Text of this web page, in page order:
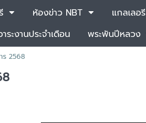
ห้องข่าว NBT แกลเลอรี
าระงานประจำเดือน พระพันปีหลวง
ร 2568